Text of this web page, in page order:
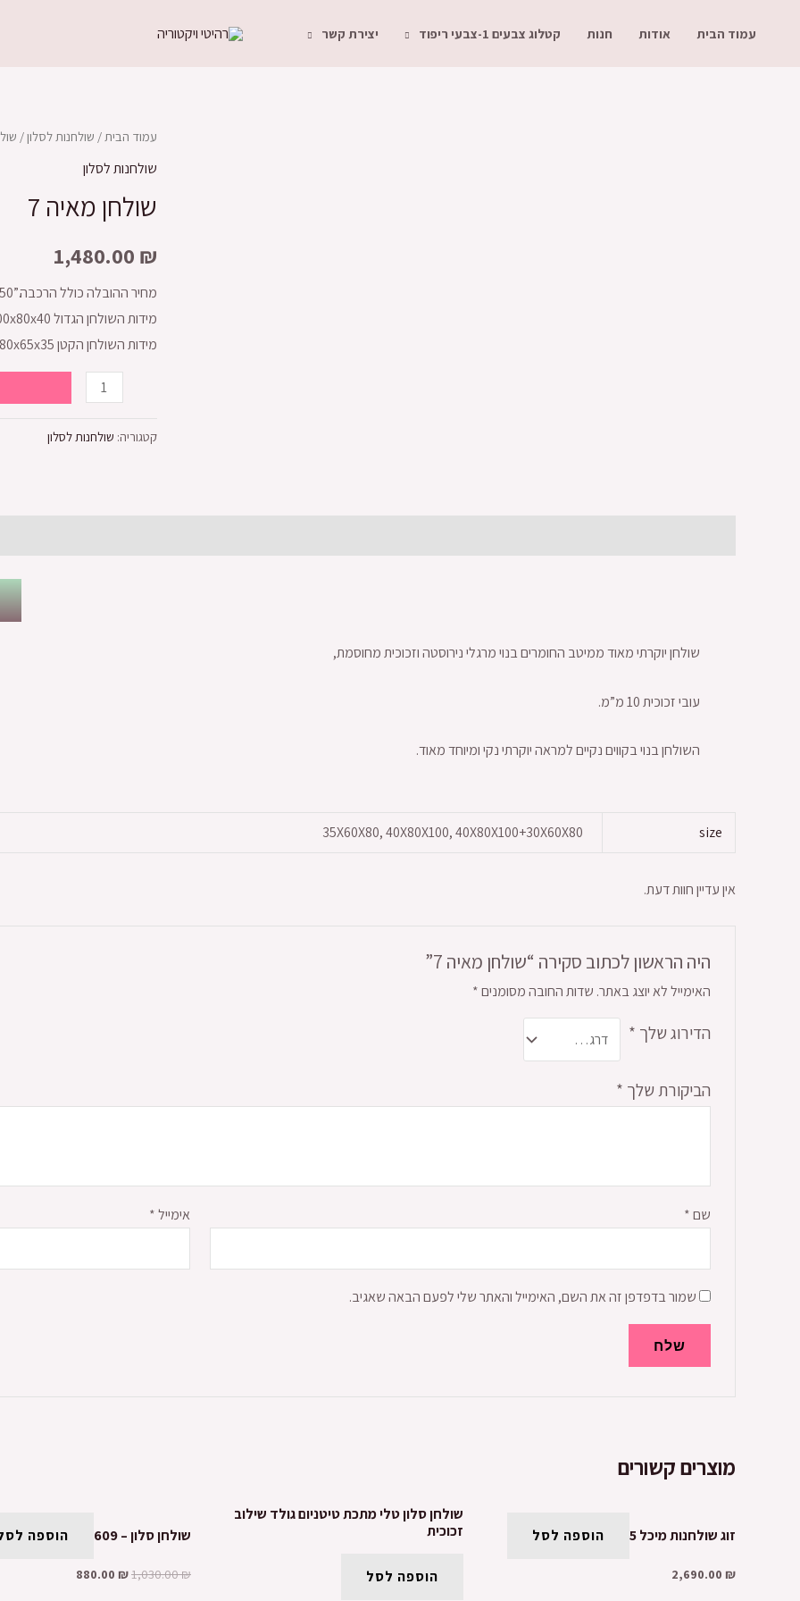
עמוד הבית אודות חנות קטלוג צבעים 1-צבעי ריפוד יצירת קשר
עמוד הבית/ שולחנות לסלון/
שולחנות לסלון
שולחן מאיה 7
1,480.00 ₪
מחיר ההובלה כולל הרכבה.”250”
מידות השולחן הגדול 100x80x40בעלות 1290ש”ח
מידות השולחן הקטן 80x65x35 בעלות 1090ש”ח
קטגוריה: שולחנות לסלון
שולחן יוקרתי מאוד ממיטב החומרים בנוי מרגלי נירוסטה וזכוכית מחוסמת,
עובי זכוכית 10 מ”מ.
השולחן בנוי בקווים נקיים למראה יוקרתי נקי ומיוחד מאוד.
size
35X60X80, 40X80X100, 40X80X100+30X60X80
אין עדיין חוות דעת.
היה הראשון לכתוב סקירה “שולחן מאיה 7”
האימייל לא יוצג באתר. שדות החובה מסומנים*
הדירוג שלך *
הביקורת שלך *
שם* אימייל*
שמור בדפדפן זה את השם, האימייל והאתר שלי לפעם הבאה שאגיב.
מוצרים קשורים
זוג שולחנות מיכל 5 הוספה לסל
2,690.00 ₪
שולחן סלון טלי מתכת טיטניום גולד שילוב
זכוכית
הוספה לסל
שולחן סלון – 609 הוספה
1,030.00₪
880.00 ₪